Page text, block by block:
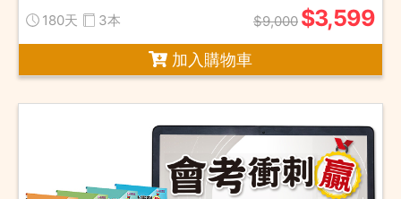
180天 3本 $9,000 $3,599
加入購物車